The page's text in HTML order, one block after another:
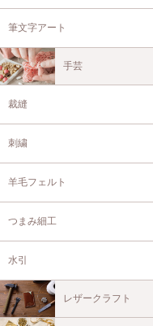
筆文字アート
手芸
裁縫
刺繍
羊毛フェルト
つまみ細工
水引
レザークラフト